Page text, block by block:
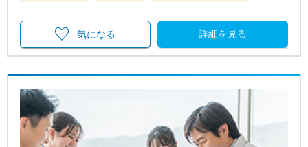
詳細を見る
気になる